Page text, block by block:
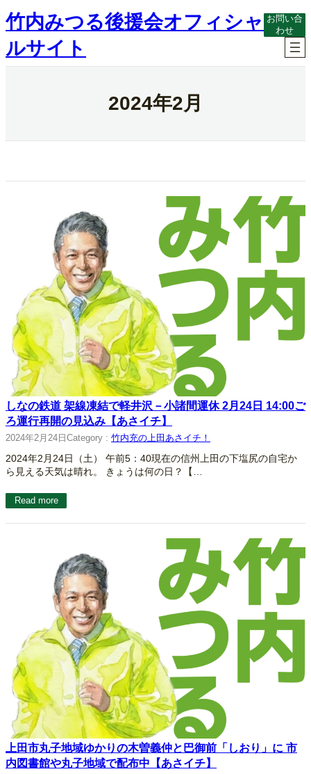
内
容
ス
キ
竹内みつる後援会オフィシャ
ルサイト
お問い合
わせ
2024年2月
しなの鉄道 架線凍結で軽井沢－小諸間運休 2月24日 14:00ご
ろ運行再開の見込み【あさイチ】
2024年2月24日 Category : 竹内充の上田あさイチ！
2024年2月24日（土） 午前5：40現在の信州上田の下塩尻の自宅か
ら見える天気は晴れ。 きょうは何の日？【…
Read more
上田市丸子地域ゆかりの木曽義仲と巴御前「しおり」に 市
内図書館や丸子地域で配布中【あさイチ】